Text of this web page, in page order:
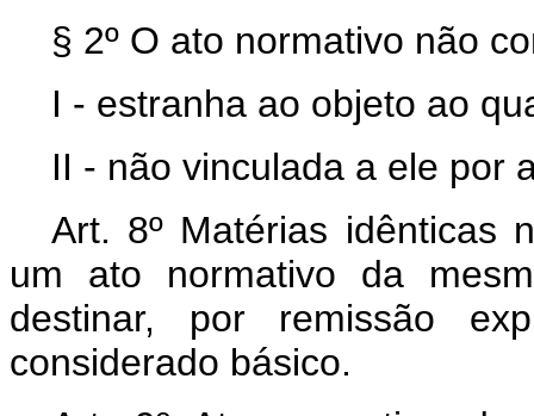
§ 2º O ato normativo não
I - estranha ao objeto ao
II - não vinculada a ele por
Art. 8º Matérias idênticas
um ato normativo da
destinar, por remissão
considerado básico.